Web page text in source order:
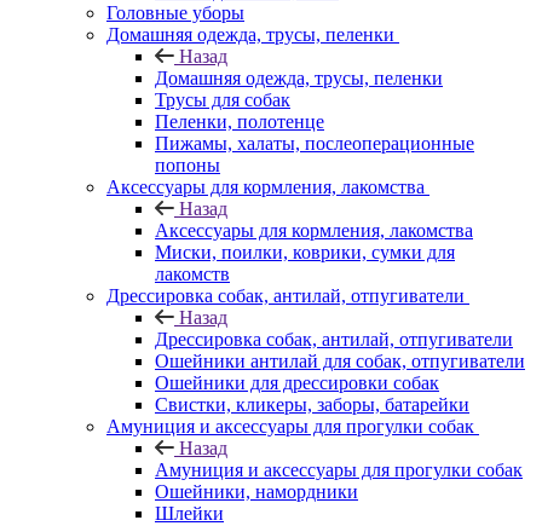
Головные уборы
Домашняя одежда, трусы, пеленки
Назад
Домашняя одежда, трусы, пеленки
Трусы для собак
Пеленки, полотенце
Пижамы, халаты, послеоперационные
попоны
Аксессуары для кормления, лакомства
Назад
Аксессуары для кормления, лакомства
Миски, поилки, коврики, сумки для
лакомств
Дрессировка собак, антилай, отпугиватели
Назад
Дрессировка собак, антилай, отпугиватели
Ошейники антилай для собак, отпугиватели
Ошейники для дрессировки собак
Свистки, кликеры, заборы, батарейки
Амуниция и аксессуары для прогулки собак
Назад
Амуниция и аксессуары для прогулки собак
Ошейники, намордники
Шлейки